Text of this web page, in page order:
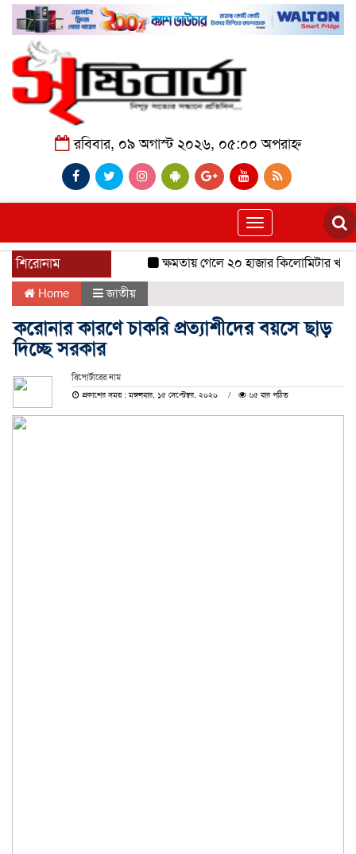
রবিবার, ০৯ অগাস্ট ২০২৬, ০৫:০০ অপরাহ্ন
Toggle
navigation
শিরোনাম ক্ষমতায় গেলে ২০ হাজার কিলোমিটার খাল
Home জাতীয়
করোনার কারণে চাকরি প্রত্যাশীদের বয়সে ছাড়
দিচ্ছে সরকার
রিপোর্টারের নাম
প্রকাশের সময় : মঙ্গলবার, ১৫ সেপ্টেম্বর, ২০২০
৬৫ বার পঠিত